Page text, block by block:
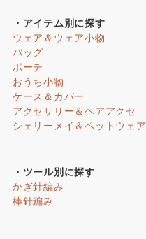
・アイテム別に探す
ウェア＆ウェア小物
バッグ
ポーチ
おうち小物
ケース＆カバー
アクセサリー＆ヘアアクセ
シェリーメイ＆ペットウェア
・ツール別に探す
かぎ針編み
棒針編み